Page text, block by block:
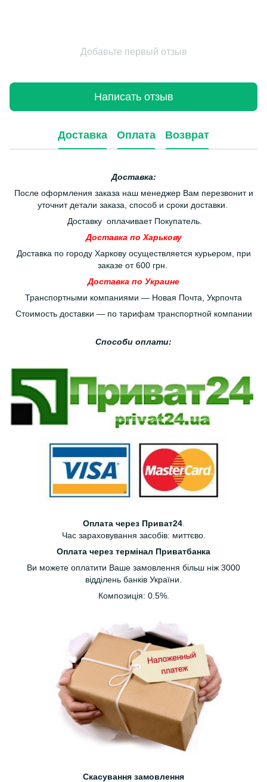
Добавьте первый отзыв
Написать отзыв
Доставка Оплата Возврат
Доставка:
После оформления заказа наш менеджер Вам перезвонит и
уточнит детали заказа, способ и сроки доставки.
Доставку оплачивает Покупатель.
Доставка по Харькову
Доставка по городу Харкову осуществляется курьером, при
заказе от 600 грн.
Доставка по Украине
Транспортными компаниями — Новая Почта, Укрпочта
Стоимость доставки — по тарифам транспортной компании
Способи оплати:
Оплата через Приват24.
Час зараховування засобів: миттєво.
Оплата через термінал Приватбанка
Ви можете оплатити Ваше замовлення більш ніж 3000
відділень банків України.
Композиція: 0.5%.
Скасування замовлення